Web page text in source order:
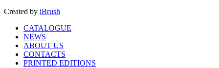
Created by iBrush
CATALOGUE
NEWS
ABOUT US
CONTACTS
PRINTED EDITIONS